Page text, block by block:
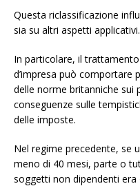
Questa riclassificazione
sia su altri aspetti applicativi.
In particolare, il
d’impresa può comportare
delle norme britanniche sui
conseguenze sulle
delle imposte.
Nel regime precedente, se
meno di 40 mesi, parte o
soggetti non dipendenti